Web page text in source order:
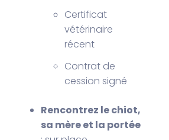
Certificat
vétérinaire
récent
Contrat de
cession signé
Rencontrez le chiot,
sa mère et la portée